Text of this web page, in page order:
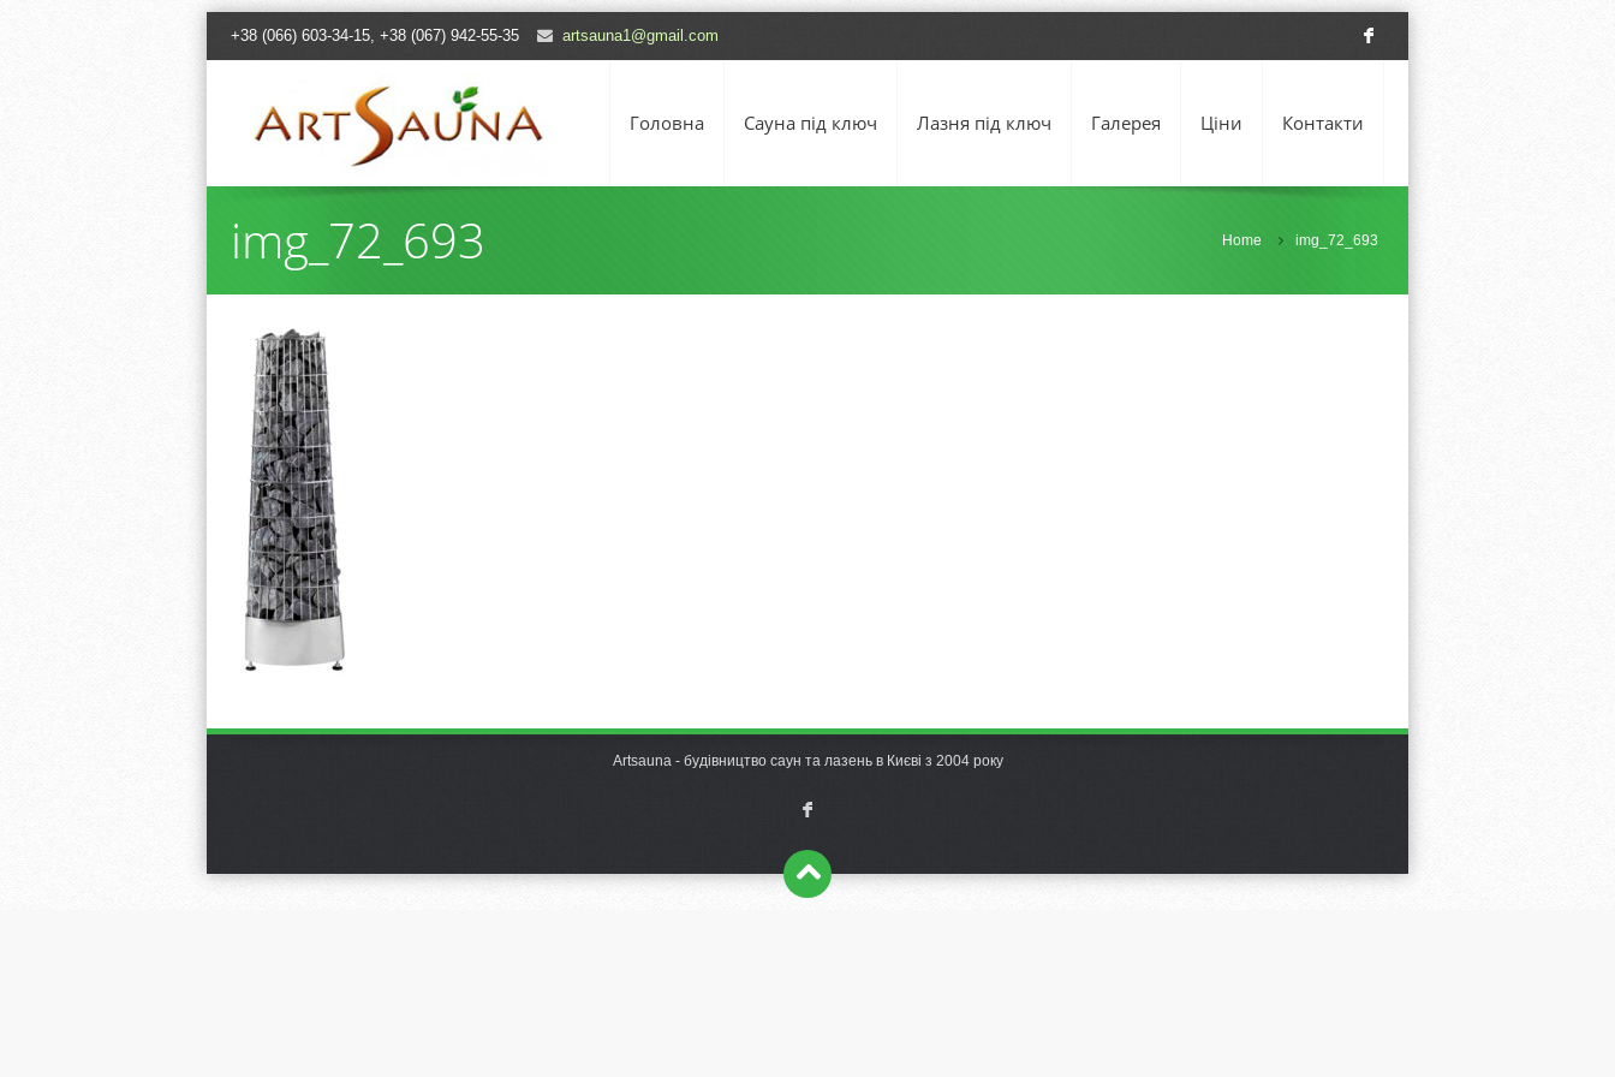
F
+38 (066) 603-34-15, +38 (067) 942-55-35 artsauna1@gmail.com
Головна Сауна під ключ Лазня під ключ Галерея Ціни Контакти
img_72_693 Home img_72_693
Artsauna - будівництво саун та лазень в Києві з 2004 року
F